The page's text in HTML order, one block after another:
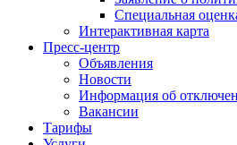
Специальная
Интерактивная карта
Пресс-центр
Объявления
Новости
Информация об
Вакансии
Тарифы